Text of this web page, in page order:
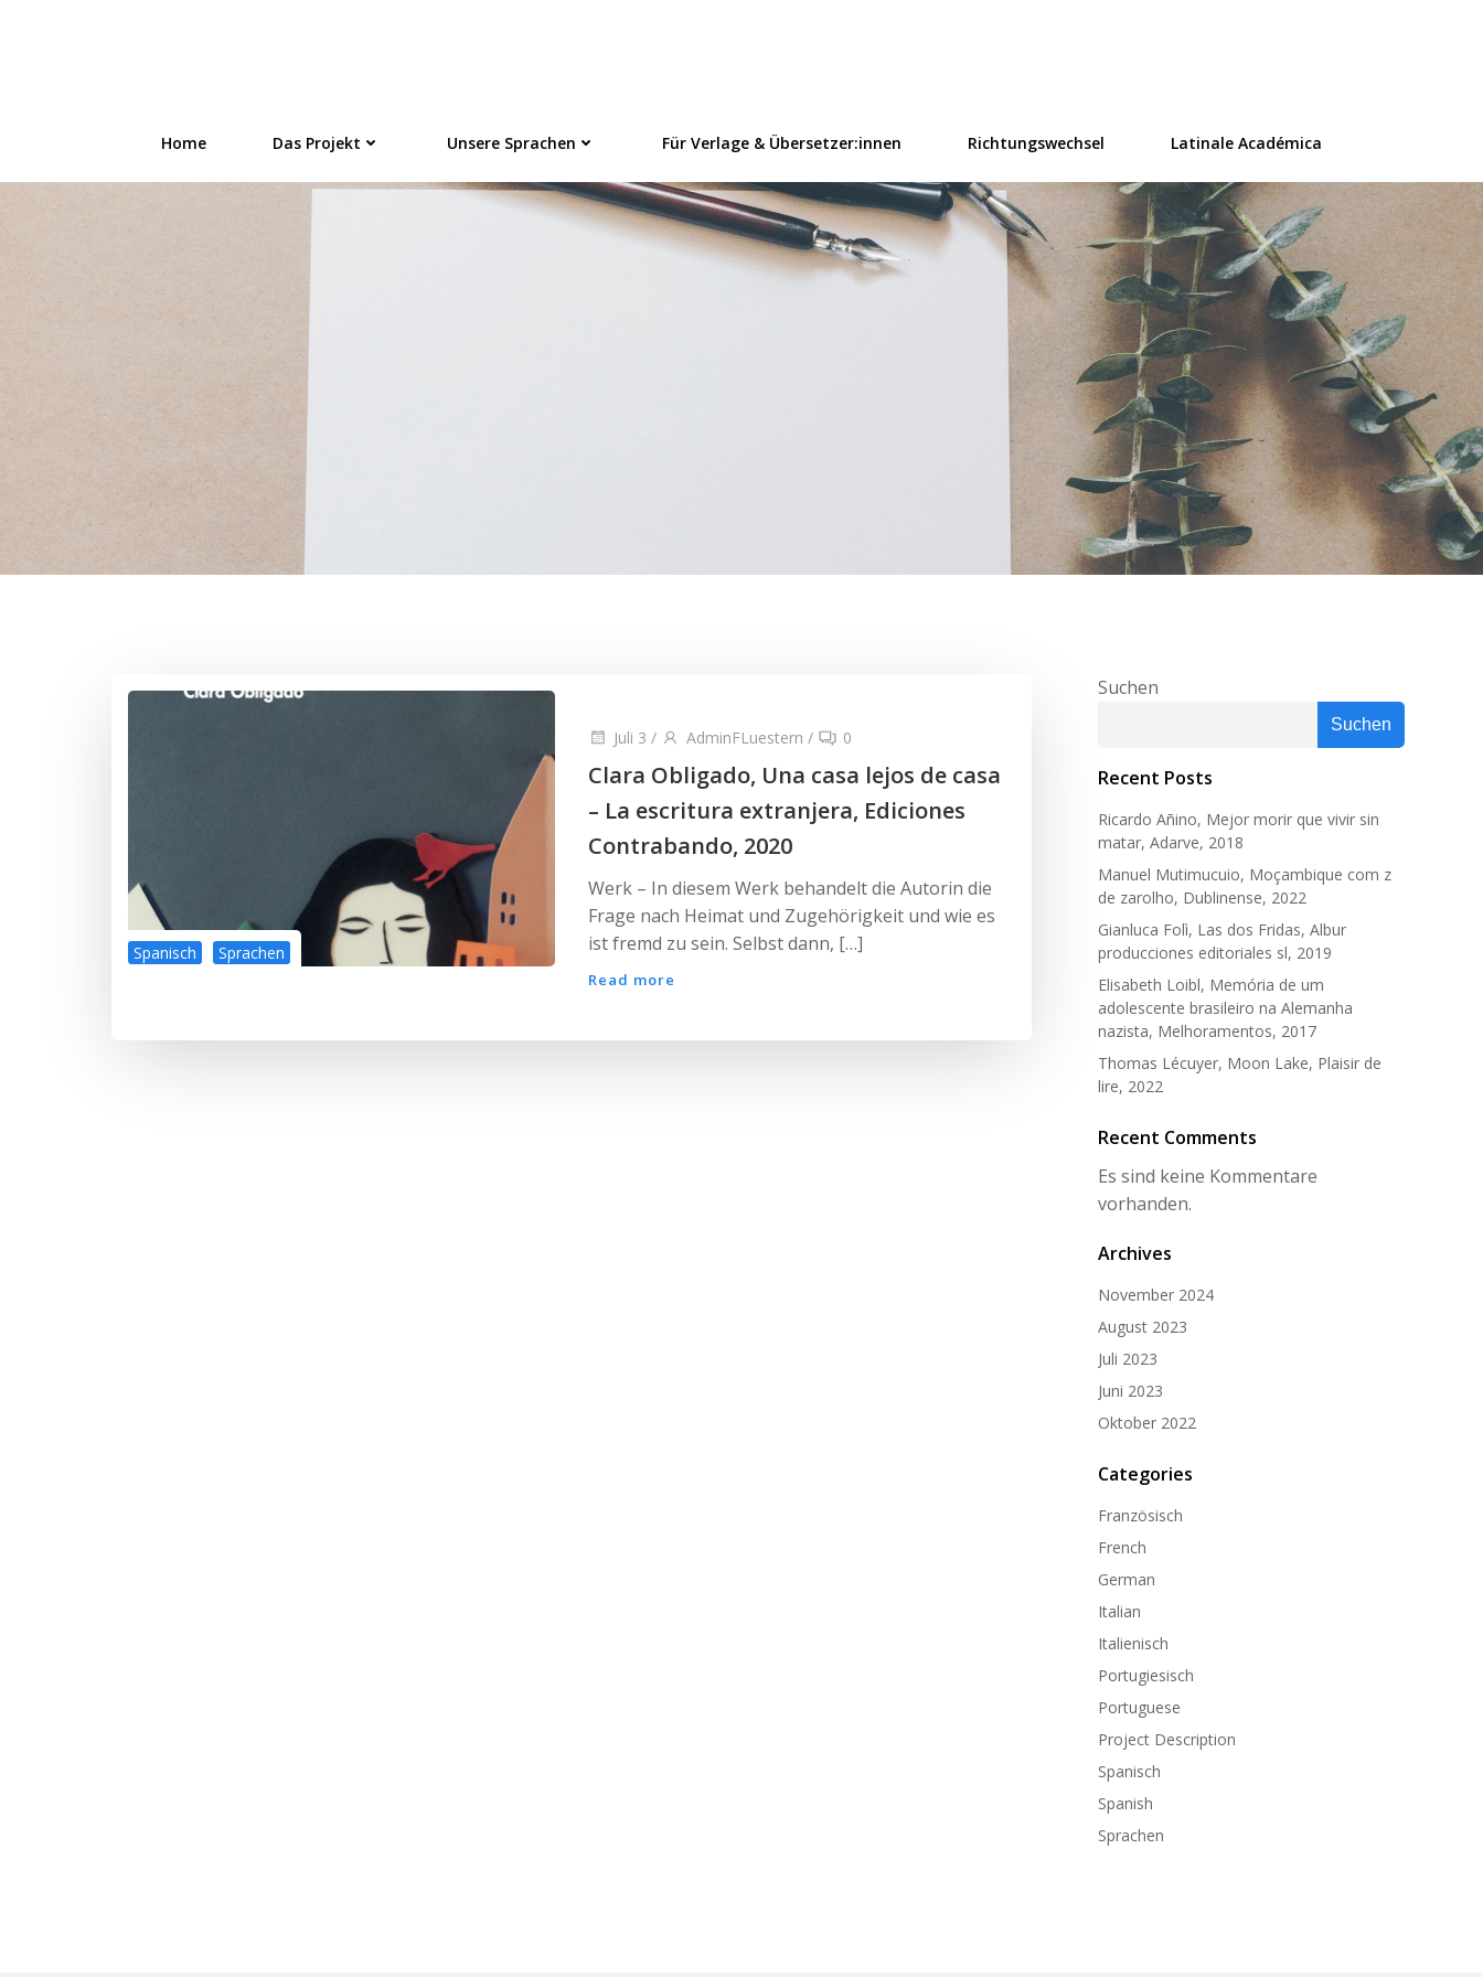
Home Das Projekt Unsere Sprachen Für Verlage & Übersetzer:innen Richtungswechsel Latinale Académica
Spanisch Sprachen
Juli 3 / AdminFLuestern / 0
Clara Obligado, Una casa lejos de casa
– La escritura extranjera, Ediciones
Contrabando, 2020
Werk – In diesem Werk behandelt die Autorin die
Frage nach Heimat und Zugehörigkeit und wie es
ist fremd zu sein. Selbst dann, […]
Read more
Suchen
Suchen
Recent Posts
Ricardo Añino, Mejor morir que vivir sin
matar, Adarve, 2018
Manuel Mutimucuio, Moçambique com z
de zarolho, Dublinense, 2022
Gianluca Folì, Las dos Fridas, Albur
producciones editoriales sl, 2019
Elisabeth Loibl, Memória de um
adolescente brasileiro na Alemanha
nazista, Melhoramentos, 2017
Thomas Lécuyer, Moon Lake, Plaisir de
lire, 2022
Recent Comments
Es sind keine Kommentare
vorhanden.
Archives
November 2024
August 2023
Juli 2023
Juni 2023
Oktober 2022
Categories
Französisch
French
German
Italian
Italienisch
Portugiesisch
Portuguese
Project Description
Spanisch
Spanish
Sprachen